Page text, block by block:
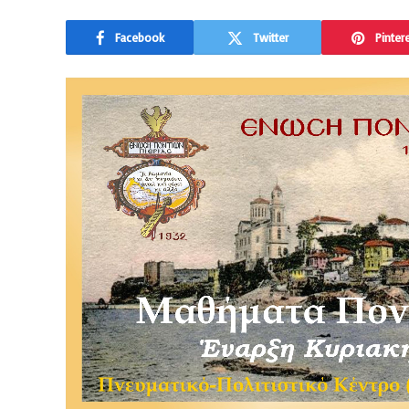
Facebook Twitter